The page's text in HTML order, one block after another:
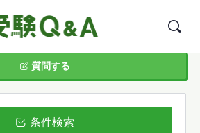
質問する
条件検索